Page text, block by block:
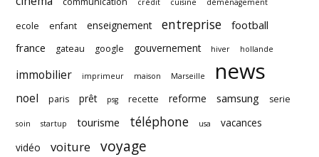
crédit cuisine déménagement
ecole enfant enseignement entreprise
football
france
gateau google gouvernement hiver hollande
immobilier imprimeur maison Marseille news
noel paris prêt psg recette reforme samsung serie
soin startup tourisme téléphone usa
vacances
vidéo
voiture voyage